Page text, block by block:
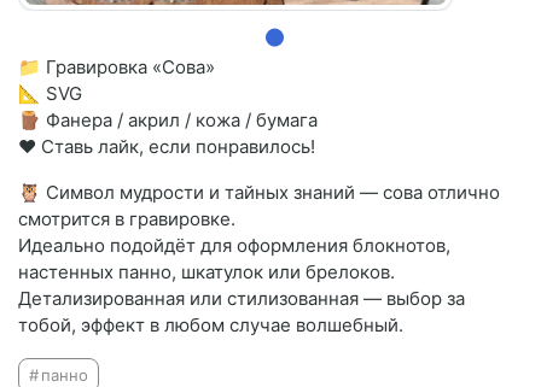
📁 Гравировка «Сова»
📐 SVG
🪵 Фанера / акрил / кожа / бумага
❤️ Ставь лайк, если понравилось!
🦉 Символ мудрости и тайных знаний — сова отлично
смотрится в гравировке.
Идеально подойдёт для оформления блокнотов,
настенных панно, шкатулок или брелоков.
Детализированная или стилизованная — выбор за
тобой, эффект в любом случае волшебный.
панно